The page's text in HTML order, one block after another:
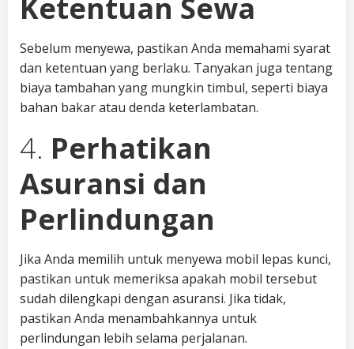
Ketentuan Sewa
Sebelum menyewa, pastikan Anda memahami syarat
dan ketentuan yang berlaku. Tanyakan juga tentang
biaya tambahan yang mungkin timbul, seperti biaya
bahan bakar atau denda keterlambatan.
4. Perhatikan
Asuransi dan
Perlindungan
Jika Anda memilih untuk menyewa mobil lepas kunci,
pastikan untuk memeriksa apakah mobil tersebut
sudah dilengkapi dengan asuransi. Jika tidak,
pastikan Anda menambahkannya untuk
perlindungan lebih selama perjalanan.